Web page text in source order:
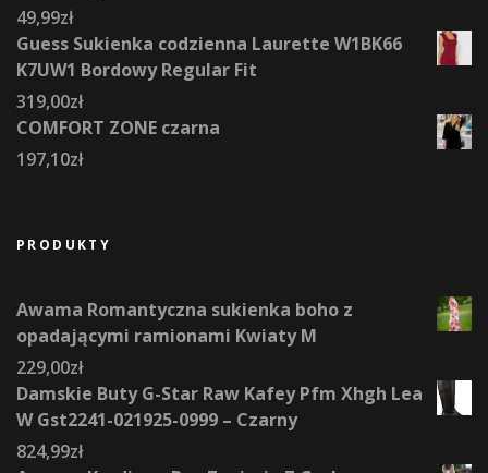
49,99zł
Guess Sukienka codzienna Laurette W1BK66
K7UW1 Bordowy Regular Fit
319,00zł
COMFORT ZONE czarna
197,10zł
PRODUKTY
Awama Romantyczna sukienka boho z
opadającymi ramionami Kwiaty M
229,00zł
Damskie Buty G-Star Raw Kafey Pfm Xhgh Lea
W Gst2241-021925-0999 – Czarny
824,99zł